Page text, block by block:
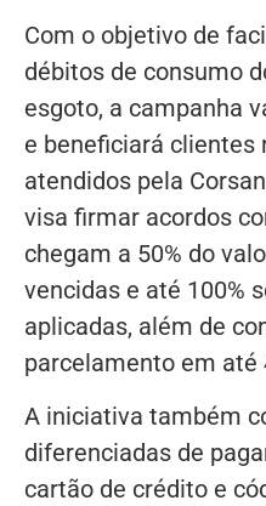
Com o objetivo de
débitos de consumo
esgoto, a campanha
e beneficiará clientes
atendidos pela
visa firmar acordos
chegam a 50% do
vencidas e até 100%
aplicadas, além de
parcelamento em até
A iniciativa também
diferenciadas de
cartão de crédito e